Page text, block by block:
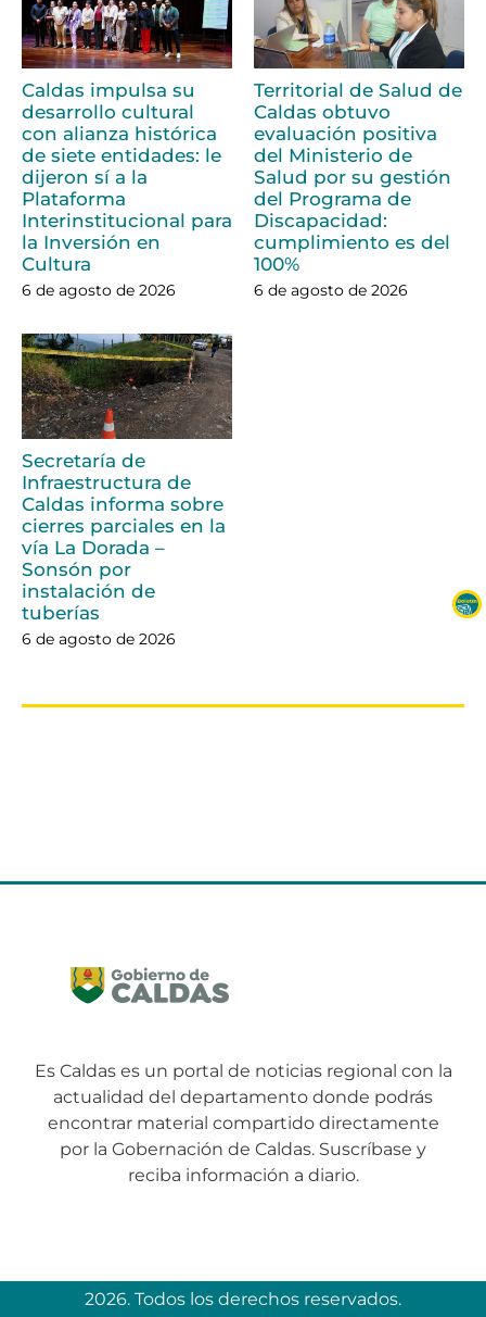
Caldas impulsa su
desarrollo cultural
con alianza histórica
de siete entidades: le
dijeron sí a la
Plataforma
Interinstitucional para
la Inversión en
Cultura
6 de agosto de 2026
Territorial de Salud de
Caldas obtuvo
evaluación positiva
del Ministerio de
Salud por su gestión
del Programa de
Discapacidad:
cumplimiento es del
100%
6 de agosto de 2026
Secretaría de
Infraestructura de
Caldas informa sobre
cierres parciales en la
vía La Dorada –
Sonsón por
instalación de
tuberías
6 de agosto de 2026
Es Caldas es un portal de noticias regional con la
actualidad del departamento donde podrás
encontrar material compartido directamente
por la Gobernación de Caldas. Suscríbase y
reciba información a diario.
2026. Todos los derechos reservados.